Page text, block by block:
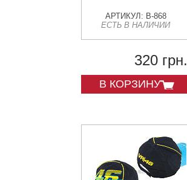
АРТИКУЛ: B-868
ЕСТЬ В НАЛИЧИИ
320 грн.
В КОРЗИНУ